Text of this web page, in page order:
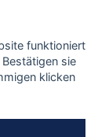
funktioniert
sie
klicken